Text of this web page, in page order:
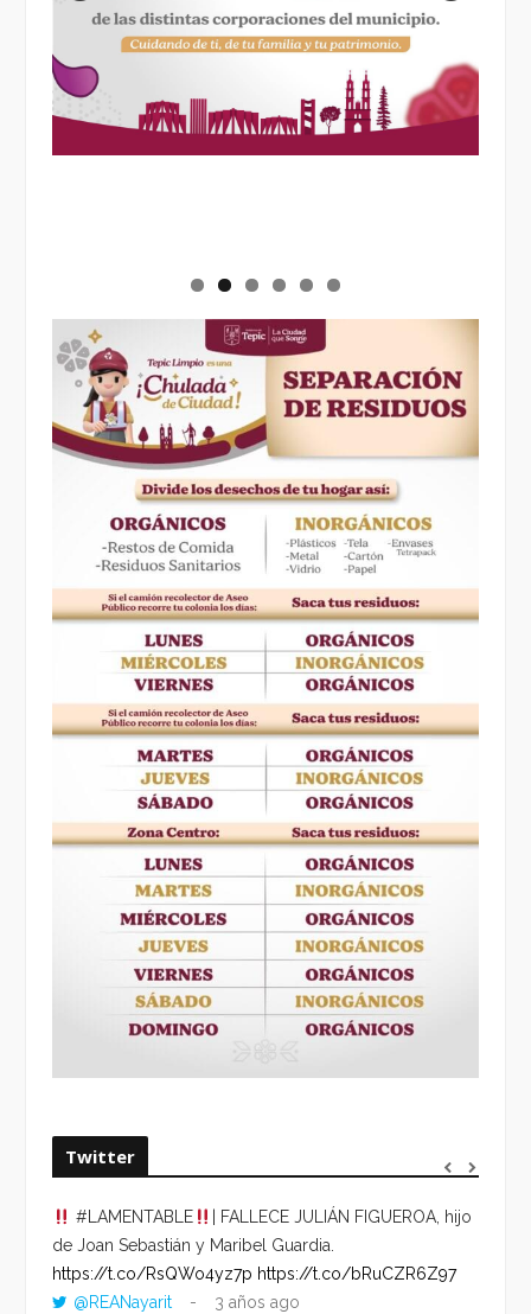
Twitter
#LAMENTABLE
| FALLECE JULIÁN FIGUEROA, hijo
de Joan Sebastián y Maribel Guardia.
https://t.co/RsQWo4yz7p https://t.co/bRuCZR6Z97
@REANayarit
3 años ago